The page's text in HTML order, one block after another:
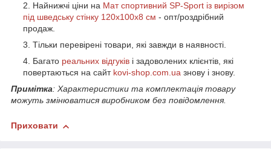
Найнижчі ціни на Мат спортивний SP-Sport із вирізом
під шведську стінку 120x100x8 см - опт/роздрібний
продаж.
Тільки перевірені товари, які завжди в наявності.
Багато реальних відгуків і задоволених клієнтів, які
повертаються на сайт kovi-shop.com.ua знову і знову.
Примітка: Характеристики та комплектація товару
можуть змінюватися виробником без повідомлення.
Приховати